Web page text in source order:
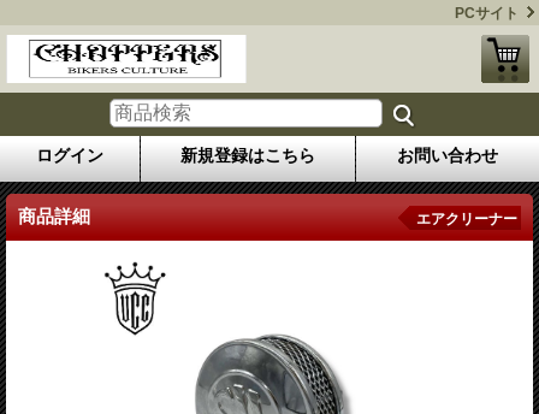
PCサイト
ログイン 新規登録はこちら お問い合わせ
商品詳細 エアクリーナー